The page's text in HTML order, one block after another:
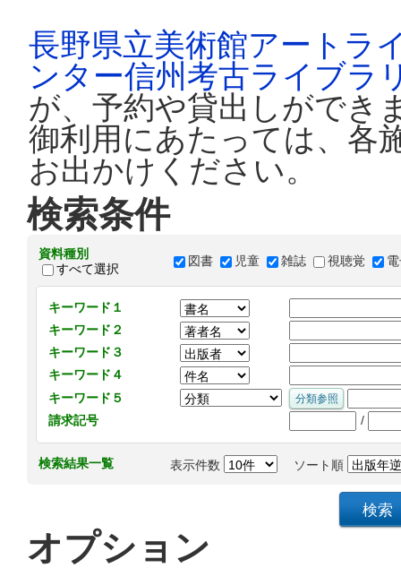
長野県立美術館アートラ
ンター信州考古ライブラ
が、予約や貸出しができ
御利用にあたっては、各
お出かけください。
検索条件
資料種別
すべて選択
図書 児童 雑誌 視聴覚
キーワード１
キーワード２
キーワード３
キーワード４
キーワード５
請求記号
/
検索結果一覧 表示件数 ソート順
オプション